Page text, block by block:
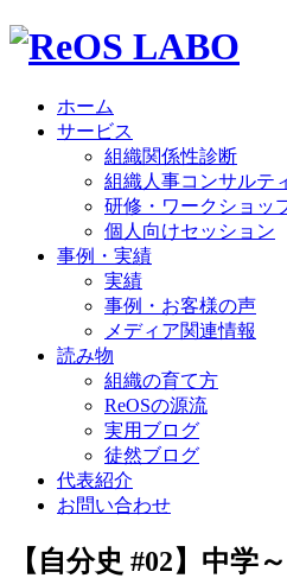
ホーム
サービス
組織関係性診断
組織人事コンサルテ
研修・ワークショッ
個人向けセッション
事例・実績
実績
事例・お客様の声
メディア関連情報
読み物
組織の育て方
ReOSの源流
実用ブログ
徒然ブログ
代表紹介
お問い合わせ
【自分史 #02】中学